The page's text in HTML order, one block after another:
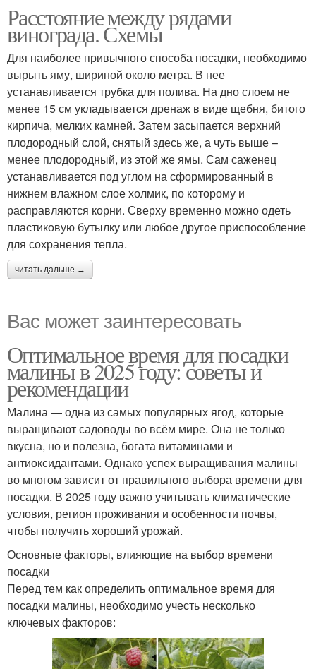
Расстояние между рядами
винограда. Схемы
Для наиболее привычного способа посадки, необходимо
вырыть яму, шириной около метра. В нее
устанавливается трубка для полива. На дно слоем не
менее 15 см укладывается дренаж в виде щебня, битого
кирпича, мелких камней. Затем засыпается верхний
плодородный слой, снятый здесь же, а чуть выше –
менее плодородный, из этой же ямы. Сам саженец
устанавливается под углом на сформированный в
нижнем влажном слое холмик, по которому и
расправляются корни. Сверху временно можно одеть
пластиковую бутылку или любое другое приспособление
для сохранения тепла.
читать дальше →
Вас может заинтересовать
Оптимальное время для посадки
малины в 2025 году: советы и
рекомендации
Малина — одна из самых популярных ягод, которые
выращивают садоводы во всём мире. Она не только
вкусна, но и полезна, богата витаминами и
антиоксидантами. Однако успех выращивания малины
во многом зависит от правильного выбора времени для
посадки. В 2025 году важно учитывать климатические
условия, регион проживания и особенности почвы,
чтобы получить хороший урожай.
Основные факторы, влияющие на выбор времени
посадки
Перед тем как определить оптимальное время для
посадки малины, необходимо учесть несколько
ключевых факторов: